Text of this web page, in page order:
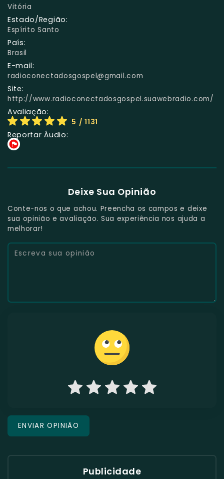
Vitória
Estado/Região:
Espírito Santo
País:
Brasil
E-mail:
radioconectadosgospel@gmail.com
Site:
http://www.radioconectadosgospel.suawebradio.com/
Avaliação:
5 / 1131
Reportar Áudio:
Deixe Sua Opinião
Conte-nos o que achou. Preencha os campos e deixe
sua opinião e avaliação. Sua experiência nos ajuda a
melhorar!
Publicidade